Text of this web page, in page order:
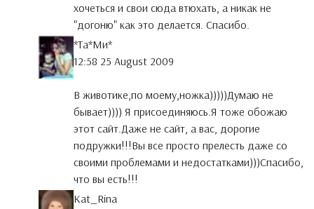
хочеться и свои сюда втюхать, а никак не
"догоню" как это делается. Спасибо.
*Тa*Ми*
12:58 25 August 2009
В животике,по моему,ножка)))))Думаю не
бывает)))) Я присоединяюсь.Я тоже обожаю
этот сайт.Даже не сайт, а вас, дорогие
подружки!!!Вы все просто прелесть даже со
своими проблемами и недостатками)))Спасибо,
что вы есть!!!
Kat_Rina